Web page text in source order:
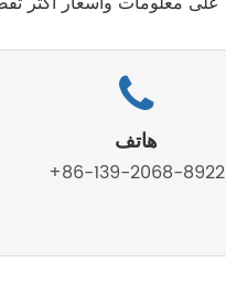
هاتف
+86-139-2068-8922